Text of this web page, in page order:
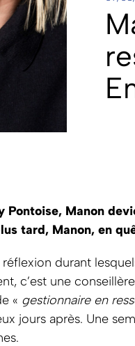
Manon
tard, Manon, en
durant
c’est une
« gestionnaire en
jours après. Une